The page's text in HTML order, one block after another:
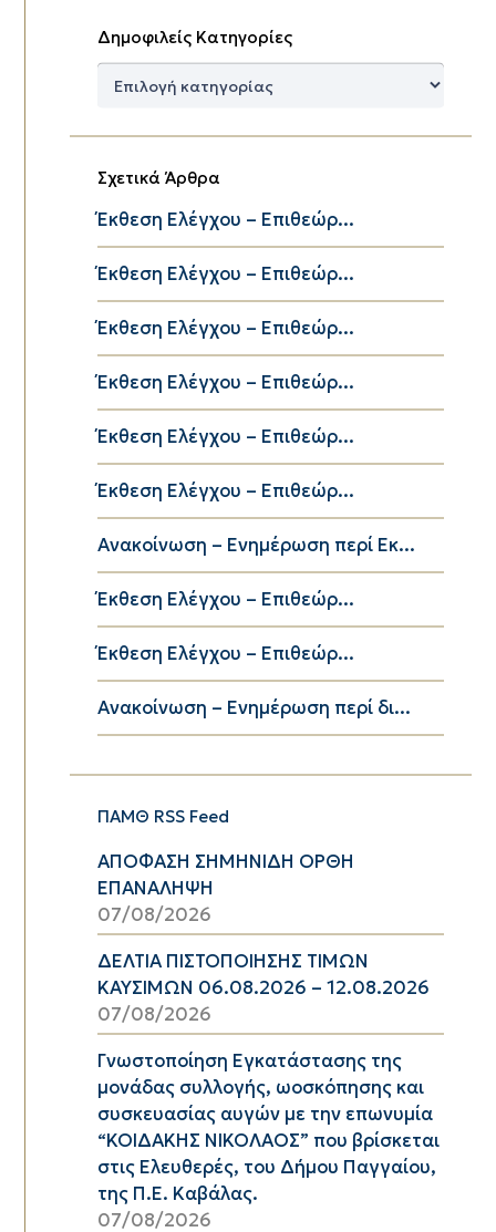
Δημοφιλείς Κατηγορίες
Δημοφιλείς
Σχετικά Άρθρα
Έκθεση Ελέγχου – Επιθεώρ...
Έκθεση Ελέγχου – Επιθεώρ...
Έκθεση Ελέγχου – Επιθεώρ...
Έκθεση Ελέγχου – Επιθεώρ...
Έκθεση Ελέγχου – Επιθεώρ...
Έκθεση Ελέγχου – Επιθεώρ...
Ανακοίνωση – Ενημέρωση περί Εκ...
Έκθεση Ελέγχου – Επιθεώρ...
Έκθεση Ελέγχου – Επιθεώρ...
Ανακοίνωση – Ενημέρωση περί δι...
ΠΑΜΘ RSS Feed
ΑΠΟΦΑΣΗ ΣΗΜΗΝΙΔΗ ΟΡΘΗ
ΕΠΑΝΑΛΗΨΗ
07/08/2026
ΔΕΛΤΙΑ ΠΙΣΤΟΠΟΙΗΣΗΣ ΤΙΜΩΝ
ΚΑΥΣΙΜΩΝ 06.08.2026 – 12.08.2026
07/08/2026
Γνωστοποίηση Εγκατάστασης της
μονάδας συλλογής, ωοσκόπησης και
συσκευασίας αυγών με την επωνυμία
“ΚΟΙΔΑΚΗΣ ΝΙΚΟΛΑΟΣ” που βρίσκεται
στις Ελευθερές, του Δήμου Παγγαίου,
της Π.Ε. Καβάλας.
07/08/2026